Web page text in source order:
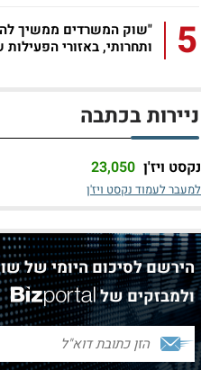
5
"שוק המשרדים ממשיך
ותחרותי, באזורי הפעילות
ניירות בכתבה
נקסט ויז'ן 23,050
למעבר לעמוד נקסט ויז'ן
הירשם לסיכום היומי של
ולמבזקים של